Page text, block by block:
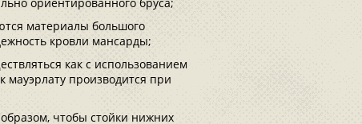
материалы большого
кровли мансарды;
как с использованием
мауэрлату производится при
чтобы стойки нижних